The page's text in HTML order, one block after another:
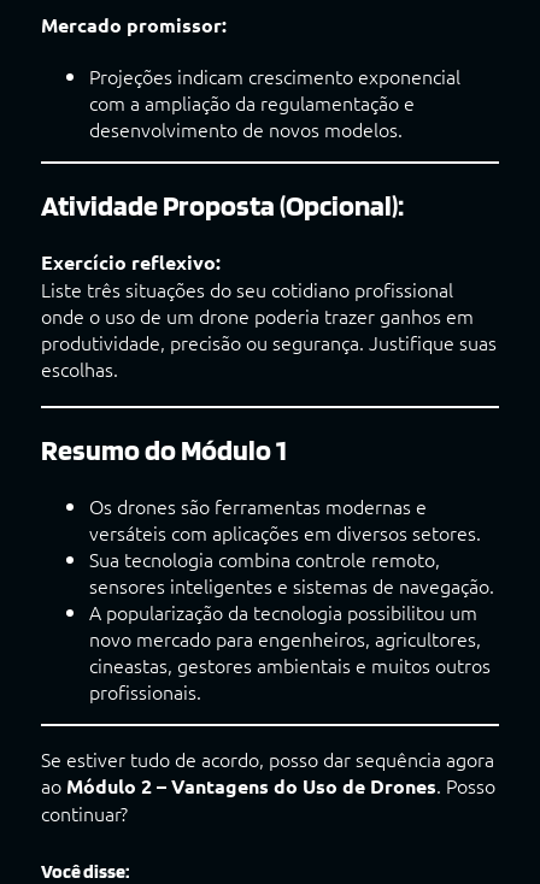
Mercado promissor:
Projeções indicam crescimento exponencial
com a ampliação da regulamentação e
desenvolvimento de novos modelos.
Atividade Proposta (Opcional):
Exercício reflexivo:
Liste três situações do seu cotidiano profissional
onde o uso de um drone poderia trazer ganhos em
produtividade, precisão ou segurança. Justifique suas
escolhas.
Resumo do Módulo 1
Os drones são ferramentas modernas e
versáteis com aplicações em diversos setores.
Sua tecnologia combina controle remoto,
sensores inteligentes e sistemas de navegação.
A popularização da tecnologia possibilitou um
novo mercado para engenheiros, agricultores,
cineastas, gestores ambientais e muitos outros
profissionais.
Se estiver tudo de acordo, posso dar sequência agora
ao Módulo 2 – Vantagens do Uso de Drones. Posso
continuar?
Você disse: